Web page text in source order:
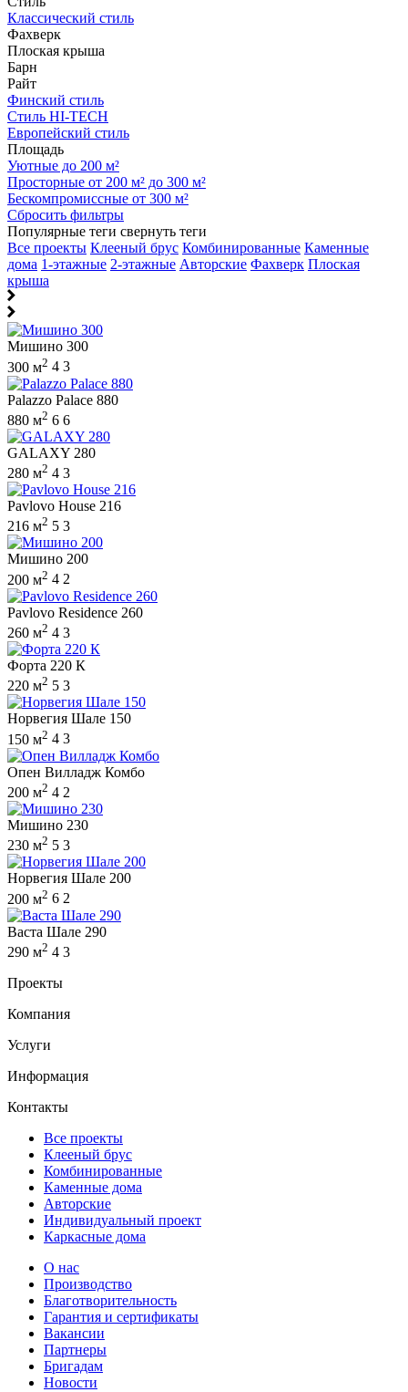
Классический стиль
Фахверк
Плоская крыша
Барн
Райт
Финский стиль
Стиль HI-TECH
Европейский стиль
Площадь
Уютные до 200 м²
Просторные от 200 м² до 300 м²
Бескомпромиссные от 300 м²
Сбросить фильтры
Популярные теги свернуть теги
Все проекты Клееный брус Комбинированные Каменные
дома 1-этажные 2-этажные Авторские Фахверк Плоская
крыша
Мишино 300
300 м2 4 3
Palazzo Palace 880
880 м2 6 6
GALAXY 280
280 м2 4 3
Pavlovo House 216
216 м2 5 3
Мишино 200
200 м2 4 2
Pavlovo Residence 260
260 м2 4 3
Форта 220 К
220 м2 5 3
Норвегия Шале 150
150 м2 4 3
Опен Вилладж Комбо
200 м2 4 2
Мишино 230
230 м2 5 3
Норвегия Шале 200
200 м2 6 2
Васта Шале 290
290 м2 4 3
Проекты
Компания
Услуги
Информация
Контакты
Все проекты
Клееный брус
Комбинированные
Каменные дома
Авторские
Индивидуальный проект
Каркасные дома
О нас
Производство
Благотворительность
Гарантия и сертификаты
Вакансии
Партнеры
Бригадам
Новости